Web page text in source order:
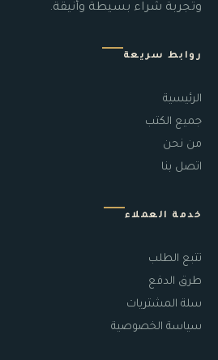
وتجربة شراء بسيطة وأنيقة.
روابط سريعة
الرئيسية
جميع الكتب
من نحن
اتصل بنا
خدمة العملاء
تتبع الطلب
طرق الدفع
سلة المشتريات
سياسة الخصوصية